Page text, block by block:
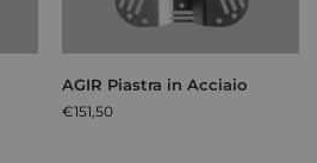
AGIR Piastra in Acciaio
€151,50